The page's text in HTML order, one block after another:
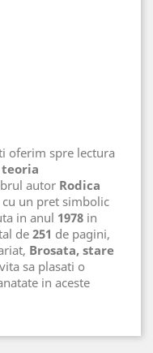
oferim spre lectura
autor Rodica
cu un pret simbolic
in anul 1978 in
de 251 de pagini,
Brosata, stare
sa plasati o
in aceste